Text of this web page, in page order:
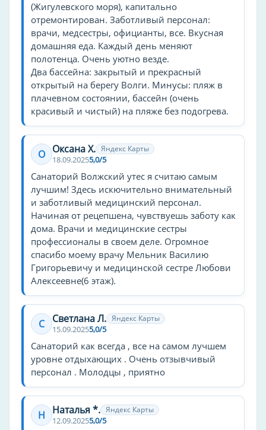
ЭКГ
ректороманоскопия
рентген
эхокардиография
колоноскопия
эндоскопия
Услуги общие
Санаторий «Волжский утес» предоставляет
широкий спектр услуг 2
Экскурсии по историческим местам, объектам
культурного наследия Самарской области.
Пешие прогулки, санаторий стоит на берегу
Жигулёвского водохранилища и с трех сторон
окружен хвойным лесом. Бани и сауны, в
санатории представлены несколько видов
бань и парных. Конный двор, рыбная ловля,
тренажерный зал.
Популярные удобства
Wi-Fi
Парковка
Wi-Fi на территории
Бассейн
Ресторан
Кондиционер
Круглосуточная стойка регистрации
(Жигулевского моря), капитально
отремонтирован. Заботливый персонал:
врачи, медсестры, официанты, все. Вкусная
домашняя еда. Каждый день меняют
полотенца. Очень уютно везде.
Два бассейна: закрытый и прекрасный
открытый на берегу Волги. Минусы: пляж в
плачевном состоянии, бассейн (очень
красивый и чистый) на пляже без подогрева.
О Оксана Х. Яндекс Карты
18.09.20255,0/5
Санаторий Волжский утес я считаю самым
лучшим! Здесь искючительно внимательный
и заботливый медицинский персонал.
Начиная от рецепшена, чувствуешь заботу как
дома. Врачи и медицинские сестры
профессионалы в своем деле. Огромное
спасибо моему врачу Мельник Василию
Григорьевичу и медицинской сестре Любови
Алексеевне(6 этаж).
С Светлана Л. Яндекс Карты
15.09.20255,0/5
Санаторий как всегда , все на самом лучшем
уровне отдыхающих . Очень отзывчивый
персонал . Молодцы , приятно
Н Наталья *. Яндекс Карты
12.09.20255,0/5